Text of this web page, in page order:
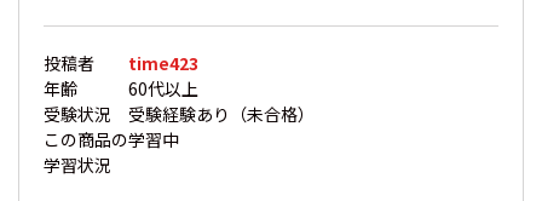
投稿者
time423
年齢
60代以上
受験状況
受験経験あり（未合格）
この商品の
学習状況
学習中